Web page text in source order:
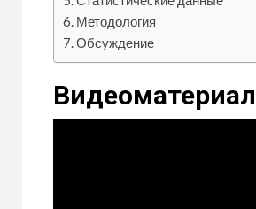
Методология
Обсуждение